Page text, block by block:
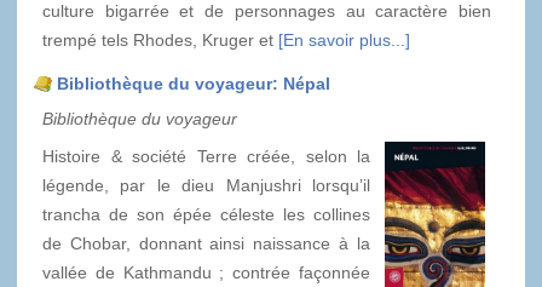
culture bigarrée et de personnages au caractère bien
trempé tels Rhodes, Kruger et [En savoir plus...]
Bibliothèque du voyageur: Népal
Bibliothèque du voyageur
Histoire & société Terre créée, selon la
légende, par le dieu Manjushri lorsqu’il
trancha de son épée céleste les collines
de Chobar, donnant ainsi naissance à la
vallée de Kathmandu ; contrée façonnée